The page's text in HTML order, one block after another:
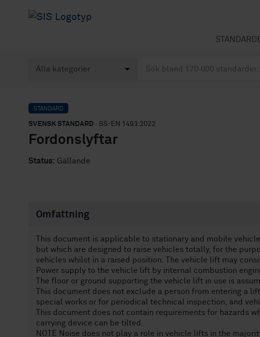
STANDARD
SVENSK STANDARD · SS-EN 1493:2022
Fordonslyftar
Status: Gällande
Omfattning
This document is applicable to stationary and mobile
but which are designed to raise vehicles totally, for the
vehicles whilst in a raised position. The vehicle lift may
Power supply to the vehicle lift by internal combustion
The floor or ground supporting the vehicle lift in use is
This document does not exclude a person from entering a
special works or for periodical technical inspection, and
This document does not contain requirements for hazards
carrying device can be tilted.
NOTE Noise does not play a role in vehicle lifts in the